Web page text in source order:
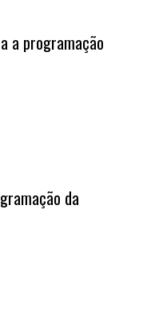
a programação
da